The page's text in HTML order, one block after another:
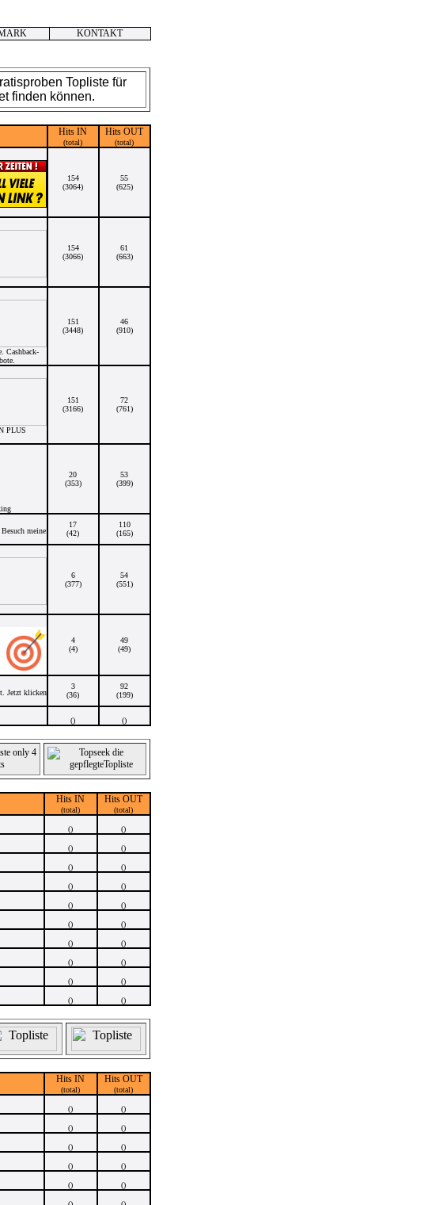
KONTAKT
Topliste für
finden können.
Hits IN
(total)
Hits OUT
(total)
154
(3064)
55
(625)
154
(3066)
61
(663)
Cashback-
151
(3448)
46
(910)
PLUS
151
(3166)
72
(761)
20
(353)
53
(399)
meine
17
(42)
110
(165)
6
(377)
54
(551)
4
(4)
49
(49)
Jetzt klicken
3
(36)
92
(199)
() ()
Hits IN
(total)
Hits OUT
(total)
()
()
()
()
()
()
()
()
()
()
()
()
()
()
()
()
()
()
() ()
Hits IN
(total)
Hits OUT
(total)
()
()
()
()
()
()
()
()
()
()